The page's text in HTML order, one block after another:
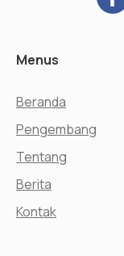
Menus
Beranda
Pengembang
Tentang
Berita
Kontak